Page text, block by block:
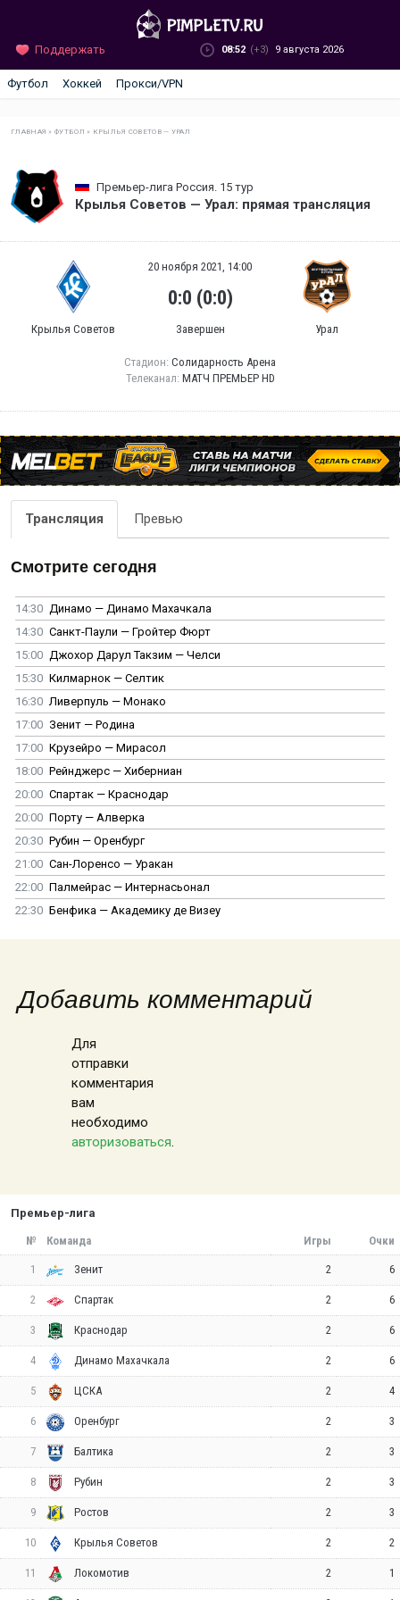
Поддержать 08:52 (+3) 9 августа 2026
Футбол Хоккей Прокси/VPN
ГЛАВНАЯ »ФУТБОЛ » КРЫЛЬЯ СОВЕТОВ — УРАЛ
Премьер-лига Россия. 15 тур
Крылья Советов — Урал: прямая трансляция
Крылья Советов
20 ноября 2021, 14:00
0:0 (0:0)
Завершен Урал
Стадион: Солидарность Арена
Телеканал: МАТЧ ПРЕМЬЕР HD
Трансляция Превью
Смотрите сегодня
14:30 Динамо — Динамо Махачкала
14:30 Санкт-Паули — Гройтер Фюрт
15:00 Джохор Дарул Такзим — Челси
15:30 Килмарнок — Селтик
16:30 Ливерпуль — Монако
17:00 Зенит — Родина
17:00 Крузейро — Мирасол
18:00 Рейнджерс — Хиберниан
20:00 Спартак — Краснодар
20:00 Порту — Алверка
20:30 Рубин — Оренбург
21:00 Сан-Лоренсо — Уракан
22:00 Палмейрас — Интернасьонал
22:30 Бенфика — Академику де Визеу
Добавить комментарий
Для
отправки
комментария
вам
необходимо
авторизоваться.
Премьер-лига
№ Команда Игры Очки
1 Зенит 2 6
2 Спартак 2 6
3 Краснодар 2 6
4 Динамо Махачкала 2 6
5 ЦСКА 2 4
6 Оренбург 2 3
7 Балтика 2 3
8 Рубин 2 3
9 Ростов 2 3
10 Крылья Советов 2 2
11 Локомотив 2 1